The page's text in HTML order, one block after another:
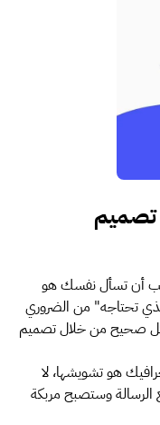
تصميم
أن تسأل نفسك هو
تحتاجه" من الضروري
صحيح من خلال تصميم
هو تشويشها، لا
الرسالة وستصبح مربكة